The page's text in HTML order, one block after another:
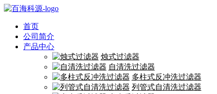
首页
公司简介
产品中心
烛式过滤器
自清洗过滤器
多柱式反冲洗过滤器
列管式自清洗过滤器